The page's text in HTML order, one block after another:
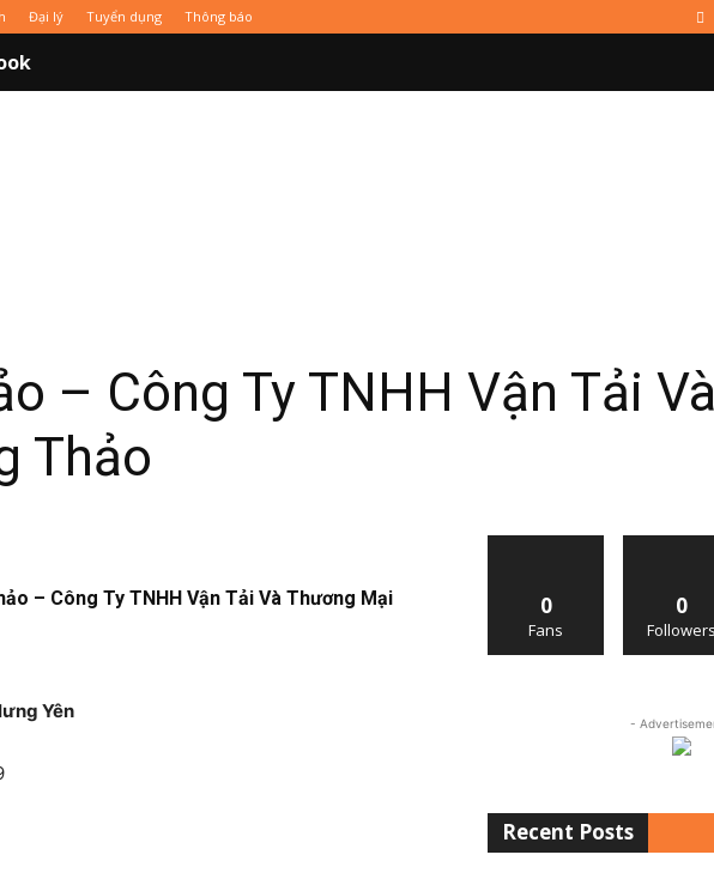
Đại lý Tuyển dụng Thông báo
– Công Ty TNHH Vận Tải Và
Thảo
– Công Ty TNHH Vận Tải Và Thương Mại
Yên
0
Fans
0
Followers
-
Recent Posts